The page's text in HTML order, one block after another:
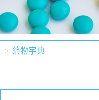
藥物字典